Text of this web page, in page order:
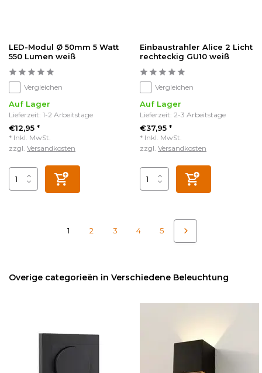
LED-Modul Ø 50mm 5 Watt
550 Lumen weiß
Vergleichen
Auf Lager
Lieferzeit: 1-2 Arbeitstage
€12,95 *
* Inkl. MwSt.
zzgl. Versandkosten
Einbaustrahler Alice 2 Licht
rechteckig GU10 weiß
Vergleichen
Auf Lager
Lieferzeit: 2-3 Arbeitstage
€37,95 *
* Inkl. MwSt.
zzgl. Versandkosten
1 2 3 4 5
Overige categorieën in Verschiedene Beleuchtung